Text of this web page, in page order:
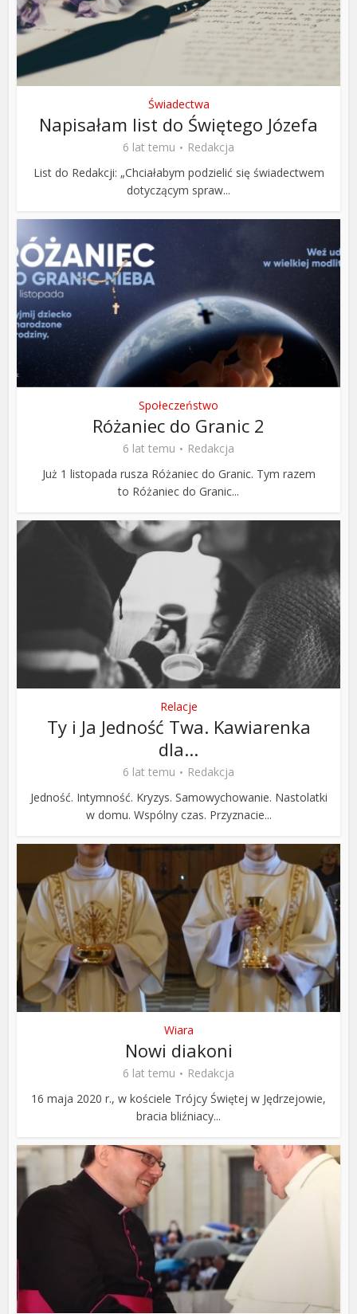
Świadectwa
Napisałam list do Świętego Józefa
6 lat temu
Redakcja
List do Redakcji: „Chciałabym podzielić się świadectwem
dotyczącym spraw...
Społeczeństwo
Różaniec do Granic 2
6 lat temu
Redakcja
Już 1 listopada rusza Różaniec do Granic. Tym razem
to Różaniec do Granic...
Relacje
Ty i Ja Jedność Twa. Kawiarenka
dla...
6 lat temu
Redakcja
Jedność. Intymność. Kryzys. Samowychowanie. Nastolatki
w domu. Wspólny czas. Przyznacie...
Wiara
Nowi diakoni
6 lat temu
Redakcja
16 maja 2020 r., w kościele Trójcy Świętej w Jędrzejowie,
bracia bliźniacy...